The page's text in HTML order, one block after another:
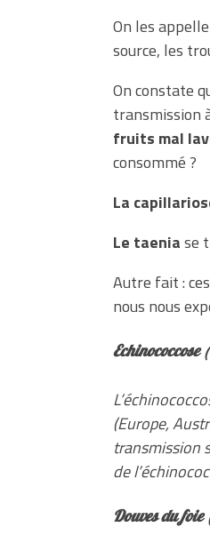
On les
source, les
On constate
transmission
fruits mal
consommé ?
La
Le taeniase
Autre fait :
nous nous
Echinococcose (
(Europe,
transmission
de
Douves du foie